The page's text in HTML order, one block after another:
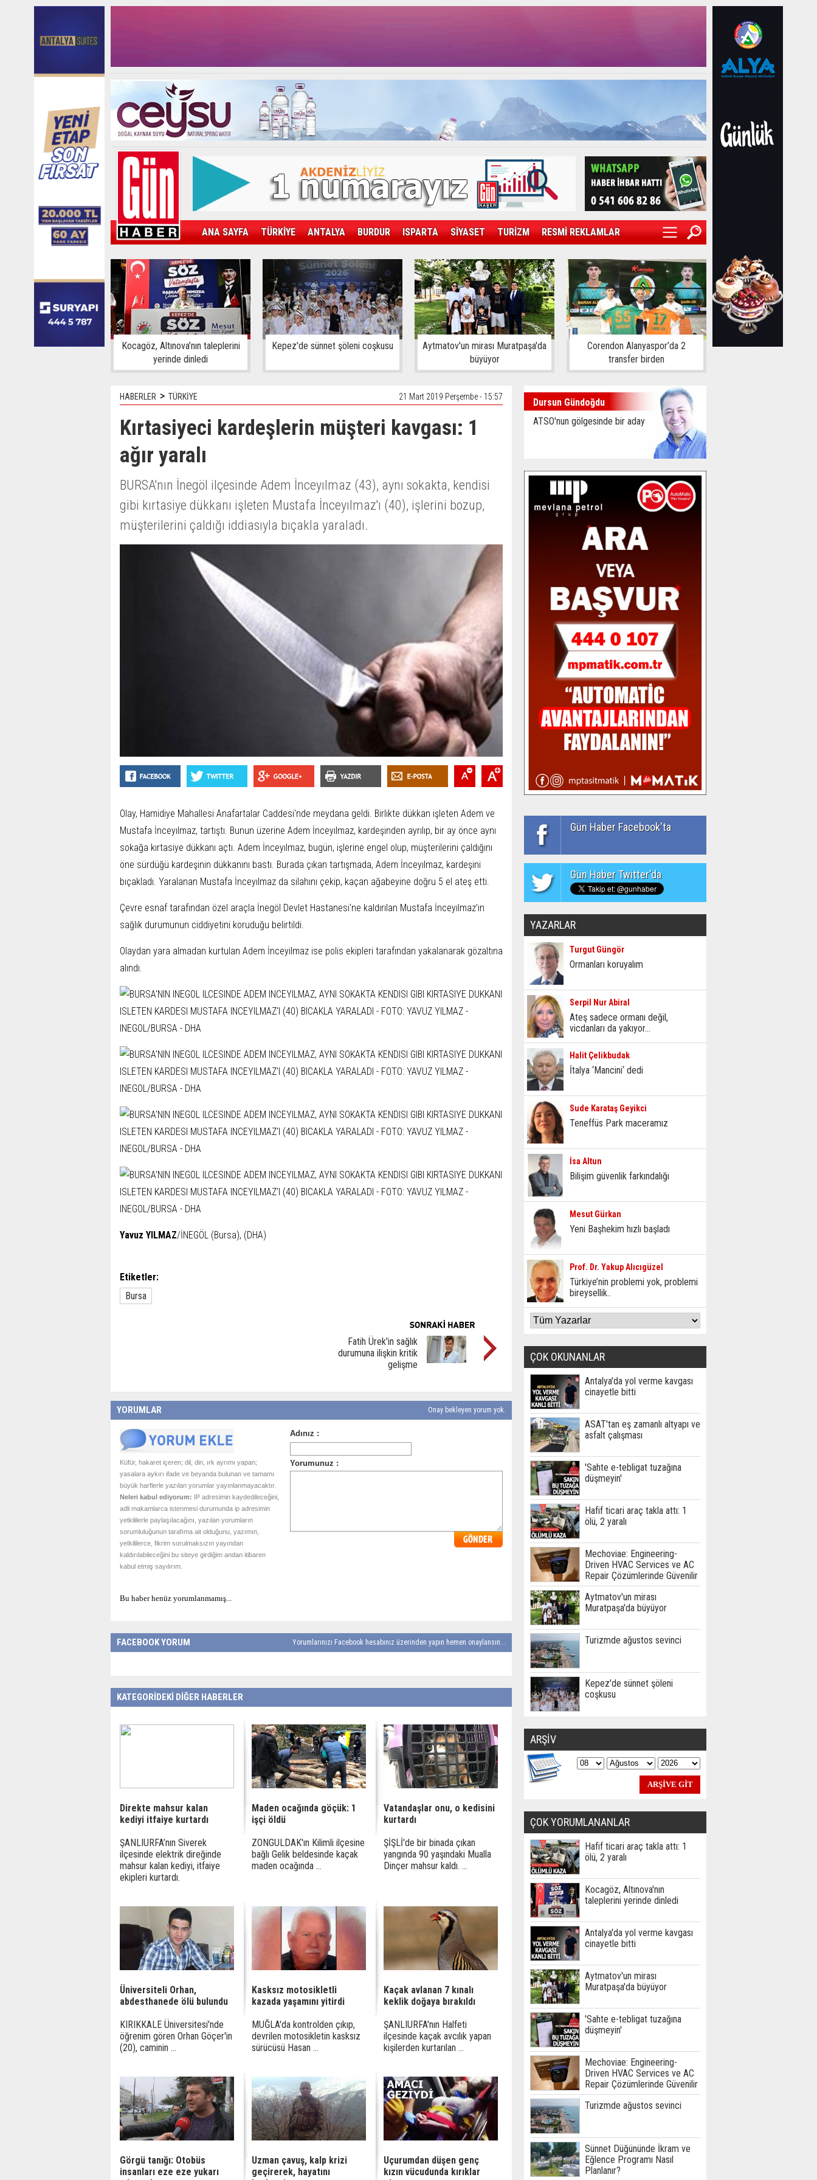
ANA SAYFA TÜRKİYE ANTALYA BURDUR ISPARTA SİYASET TURİZM RESMİ REKLAMLAR
KAMPÜS SPOR GÜN'ÜN ÜRÜNÜ SAĞLIK EKONOMİ DÜNYA
Kocagöz, Altınova’nın taleplerini
yerinde dinledi
Kepez'de sünnet şöleni coşkusu
Aytmatov'un mirası Muratpaşa'da
büyüyor
Corendon Alanyaspor’da 2
transfer birden
HABERLER > TÜRKİYE 21 Mart 2019 Perşembe - 15:57
Kırtasiyeci kardeşlerin müşteri kavgası: 1
ağır yaralı
BURSA'nın İnegöl ilçesinde Adem İnceyılmaz (43), aynı sokakta, kendisi
gibi kırtasiye dükkanı işleten Mustafa İnceyılmaz'ı (40), işlerini bozup,
müşterilerini çaldığı iddiasıyla bıçakla yaraladı.
Olay, Hamidiye Mahallesi Anafartalar Caddesi'nde meydana geldi. Birlikte dükkan işleten Adem ve
Mustafa İnceyılmaz, tartıştı. Bunun üzerine Adem İnceyılmaz, kardeşinden ayrılıp, bir ay önce aynı
sokağa kırtasiye dükkanı açtı. Adem İnceyılmaz, bugün, işlerine engel olup, müşterilerini çaldığını
öne sürdüğü kardeşinin dükkanını bastı. Burada çıkan tartışmada, Adem İnceyılmaz, kardeşini
bıçakladı. Yaralanan Mustafa İnceyılmaz da silahını çekip, kaçan ağabeyine doğru 5 el ateş etti.
Çevre esnaf tarafından özel araçla İnegöl Devlet Hastanesi'ne kaldırılan Mustafa İnceyılmaz'ın
sağlık durumunun ciddiyetini koruduğu belirtildi.
Olaydan yara almadan kurtulan Adem İnceyilmaz ise polis ekipleri tarafından yakalanarak gözaltına
alındı.
Yavuz YILMAZ/İNEGÖL (Bursa), (DHA)
Etiketler:
Bursa
Fatih Ürek'in sağlık
durumuna ilişkin kritik
gelişme
YORUMLAR Onay bekleyen yorum yok.
Küfür, hakaret içeren; dil, din, ırk ayrımı yapan;
yasalara aykırı ifade ve beyanda bulunan ve tamamı
büyük harflerle yazılan yorumlar yayınlanmayacaktır.
Neleri kabul ediyorum: IP adresimin kaydedileceğini,
adli makamlarca istenmesi durumunda ip adresimin
yetkililerle paylaşılacağını, yazılan yorumların
sorumluluğunun tarafıma ait olduğunu, yazımın,
yetkililerce, fikrim sorulmaksızın yayından
kaldırılabileceğini bu siteye girdiğim andan itibaren
kabul etmiş sayılırım.
Bu haber henüz yorumlanmamış...
FACEBOOK YORUM Yorumlarınızı Facebook hesabınız üzerinden yapın hemen onaylansın...
KATEGORİDEKİ DİĞER HABERLER
Direkte mahsur kalan
kediyi itfaiye kurtardı
ŞANLIURFA’nın Siverek
ilçesinde elektrik direğinde
mahsur kalan kediyi, itfaiye
ekipleri kurtardı.
Maden ocağında göçük: 1
işçi öldü
ZONGULDAK'ın Kilimli ilçesine
bağlı Gelik beldesinde kaçak
maden ocağında ...
Vatandaşlar onu, o kedisini
kurtardı
ŞİŞLİ'de bir binada çıkan
yangında 90 yaşındaki Mualla
Dinçer mahsur kaldı. ...
Üniversiteli Orhan,
abdesthanede ölü bulundu
KIRIKKALE Üniversitesi'nde
öğrenim gören Orhan Göçer'in
(20), caminin ...
Kasksız motosikletli
kazada yaşamını yitirdi
MUĞLA'da kontrolden çıkıp,
devrilen motosikletin kasksız
sürücüsü Hasan ...
Kaçak avlanan 7 kınalı
keklik doğaya bırakıldı
ŞANLIURFA'nın Halfeti
ilçesinde kaçak avcılık yapan
kişilerden kurtarılan ...
Görgü tanığı: Otobüs
insanları eze eze yukarı
Uzman çavuş, kalp krizi
geçirerek, hayatını
Uçurumdan düşen genç
kızın vücudunda kırıklar
Dursun Gündoğdu
ATSO'nun gölgesinde bir aday
Gün Haber Facebook'ta
Gün Haber Twitter'da
YAZARLAR
Turgut Güngör
Ormanları koruyalım
Serpil Nur Abiral
Ateş sadece ormanı değil,
vicdanları da yakıyor...
Halit Çelikbudak
İtalya ‘Mancini‘ dedi
Sude Karataş Geyikci
Teneffüs Park maceramız
İsa Altun
Bilişim güvenlik farkındalığı
Mesut Gürkan
Yeni Başhekim hızlı başladı
Prof. Dr. Yakup Alıcıgüzel
Türkiye’nin problemi yok, problemi
bireysellik..
ÇOK OKUNANLAR
Antalya'da yol verme kavgası
cinayetle bitti
ASAT'tan eş zamanlı altyapı ve
asfalt çalışması
'Sahte e-tebligat tuzağına
düşmeyin'
Hafif ticari araç takla attı: 1
ölü, 2 yaralı
Mechoviae: Engineering-
Driven HVAC Services ve AC
Repair Çözümlerinde Güvenilir
Teknik Hizmet Ortağınız
Aytmatov'un mirası
Muratpaşa'da büyüyor
Turizmde ağustos sevinci
Kepez'de sünnet şöleni
coşkusu
ARŞİV
ÇOK YORUMLANANLAR
Hafif ticari araç takla attı: 1
ölü, 2 yaralı
Kocagöz, Altınova'nın
taleplerini yerinde dinledi
Antalya'da yol verme kavgası
cinayetle bitti
Aytmatov'un mirası
Muratpaşa'da büyüyor
'Sahte e-tebligat tuzağına
düşmeyin'
Mechoviae: Engineering-
Driven HVAC Services ve AC
Repair Çözümlerinde Güvenilir
Teknik Hizmet Ortağınız
Turizmde ağustos sevinci
Sünnet Düğününde İkram ve
Eğlence Programı Nasıl
Planlanır?